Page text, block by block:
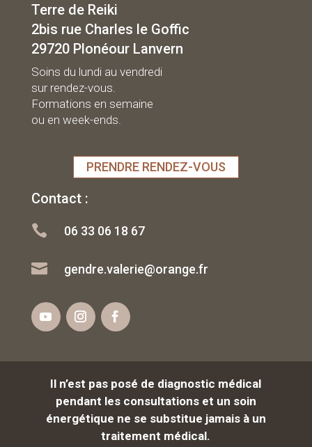
Terre de Reiki
2bis rue Charles le Goffic
29720 Plonéour Lanvern
Soins du lundi au vendredi
sur rendez-vous.
Formations en semaine
ou en week-ends.
PRENDRE RENDEZ-VOUS
Contact :
 06 33 06 18 67
 gendre.valerie@orange.fr
Il n’est pas posé de diagnostic médical
pendant les consultations et un soin
énergétique ne se substitue jamais à un
traitement médical.